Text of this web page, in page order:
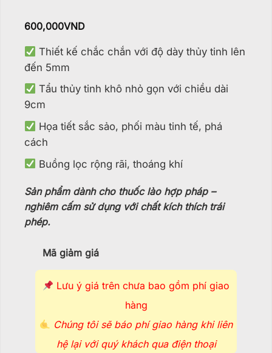
600,000VND
Thiết kế chắc chắn với độ dày thủy tinh lên
đến 5mm
Tẩu thủy tinh khô nhỏ gọn với chiều dài
9cm
Họa tiết sắc sảo, phối màu tinh tế, phá
cách
Buồng lọc rộng rãi, thoáng khí
Sản phẩm dành cho thuốc lào hợp pháp –
nghiêm cấm sử dụng với chất kích thích trái
phép.
Mã giảm giá
Lưu ý giá trên chưa bao gồm phí giao
hàng
Chúng tôi sẽ báo phí giao hàng khi liên
hệ lại với quý khách qua điện thoại